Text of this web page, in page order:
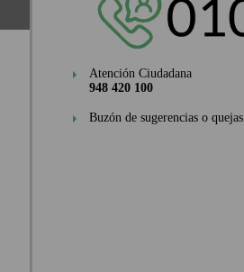
Atención Ciudadana
948 420 100
Buzón de sugerencias o quejas